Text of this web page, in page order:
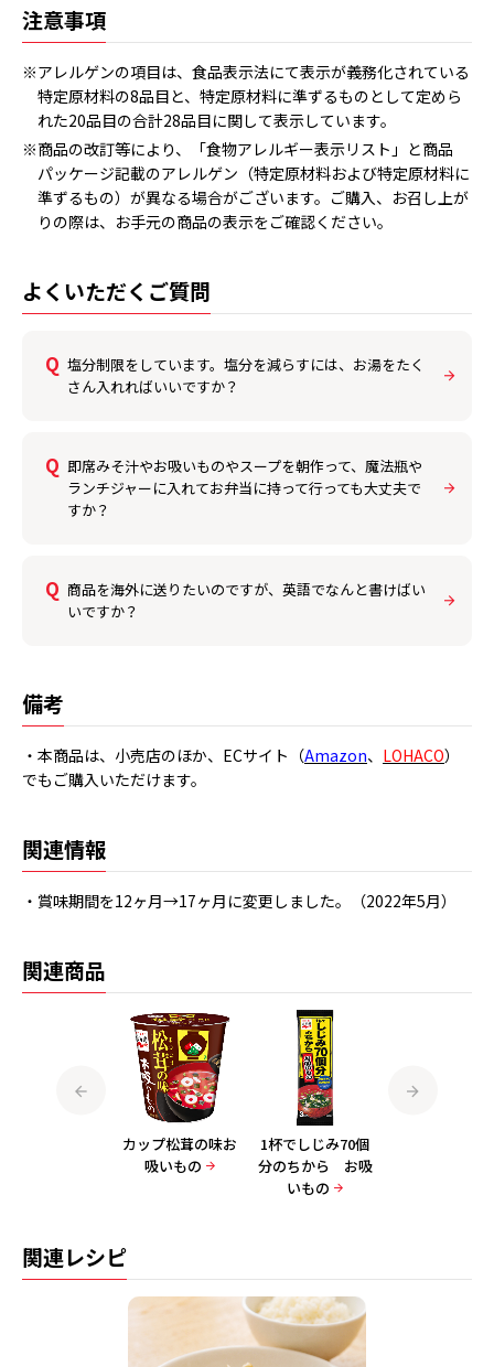
注意事項
※アレルゲンの項目は、食品表示法にて表示が義務化されている
特定原材料の8品目と、特定原材料に準ずるものとして定めら
れた20品目の合計28品目に関して表示しています。
※商品の改訂等により、「食物アレルギー表示リスト」と商品
パッケージ記載のアレルゲン（特定原材料および特定原材料に
準ずるもの）が異なる場合がございます。ご購入、お召し上が
りの際は、お手元の商品の表示をご確認ください。
よくいただくご質問
塩分制限をしています。塩分を減らすには、お湯をたく
さん入れればいいですか？
即席みそ汁やお吸いものやスープを朝作って、魔法瓶や
ランチジャーに入れてお弁当に持って行っても大丈夫で
すか？
商品を海外に送りたいのですが、英語でなんと書けばい
いですか？
備考
・本商品は、小売店のほか、ECサイト（Amazon、 LOHACO）
でもご購入いただけます。
関連情報
・賞味期間を12ヶ月→17ヶ月に変更しました。（2022年5月）
関連商品
カップ松茸の味お
吸いもの
1杯でしじみ70個
分のちから お吸
いもの
関連レシピ